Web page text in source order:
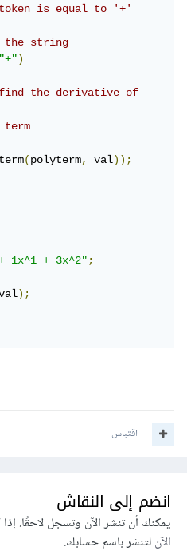
is equal to '+'
the string
"+")
the derivative of
term(polyterm, val));
1x^1 + 3x^2";
);
اقتباس
انضم إلى النقاش
يمكنك أن تنشر الآن وتسجل لاحقًا.
الآنلتنشر باسم حسابك.